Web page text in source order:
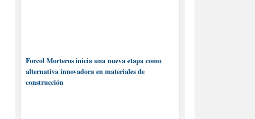
Forcol Morteros inicia una nueva etapa como
alternativa innovadora en materiales de
construcción